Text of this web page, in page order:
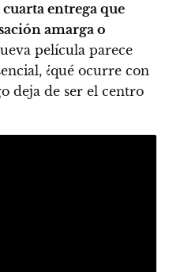
cuarta entrega que
amarga o
película parece
¿qué ocurre con
deja de ser el centro